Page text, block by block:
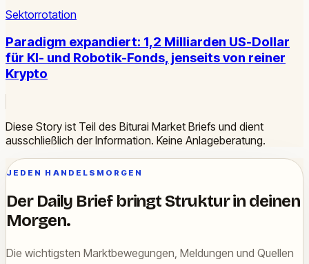
Sektorrotation
Paradigm expandiert: 1,2 Milliarden US-Dollar
für KI- und Robotik-Fonds, jenseits von reiner
Krypto
Diese Story ist Teil des Biturai Market Briefs und dient
ausschließlich der Information. Keine Anlageberatung.
JEDEN HANDELSMORGEN
Der Daily Brief bringt Struktur in deinen
Morgen.
Die wichtigsten Marktbewegungen, Meldungen und Quellen